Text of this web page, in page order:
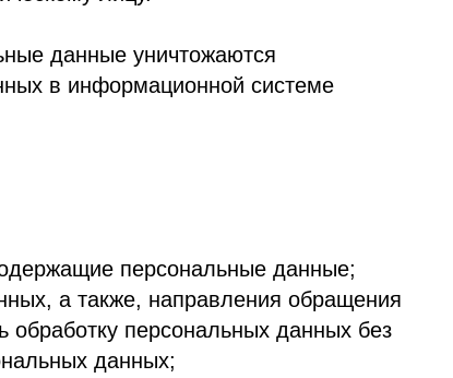
данные;
данных без
обязанностей,
персональных данных;
РФ;
с требованиями
необходимую